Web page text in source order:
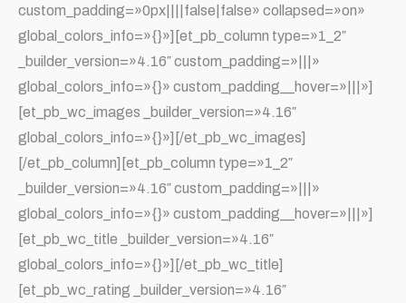
custom_padding=»0px||||false|false» collapsed=»on»
global_colors_info=»{}»][et_pb_column type=»1_2″
_builder_version=»4.16″ custom_padding=»|||»
global_colors_info=»{}» custom_padding__hover=»|||»]
[et_pb_wc_images _builder_version=»4.16″
global_colors_info=»{}»][/et_pb_wc_images]
[/et_pb_column][et_pb_column type=»1_2″
_builder_version=»4.16″ custom_padding=»|||»
global_colors_info=»{}» custom_padding__hover=»|||»]
[et_pb_wc_title _builder_version=»4.16″
global_colors_info=»{}»][/et_pb_wc_title]
[et_pb_wc_rating _builder_version=»4.16″